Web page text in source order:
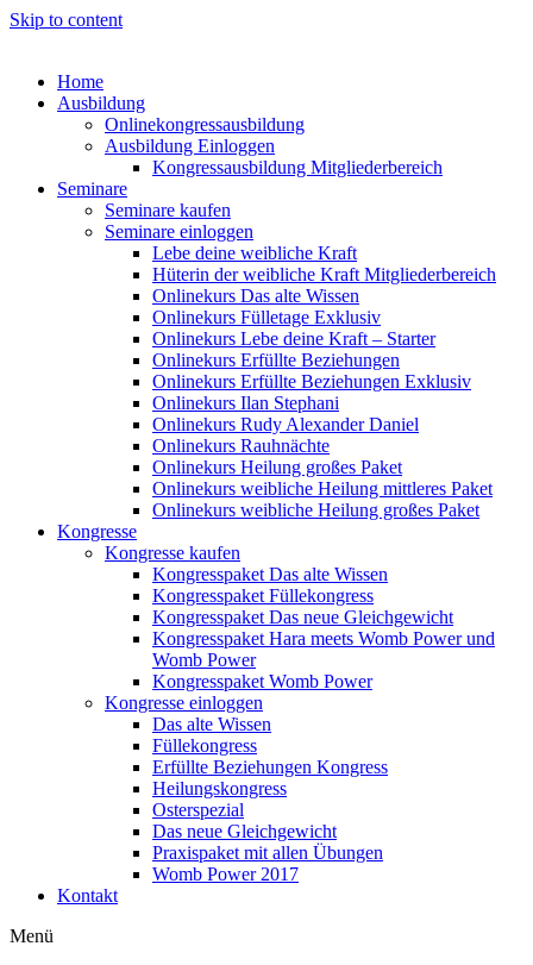
Skip to content
Home
Ausbildung
Onlinekongressausbildung
Ausbildung Einloggen
Kongressausbildung Mitgliederbereich
Seminare
Seminare kaufen
Seminare einloggen
Lebe deine weibliche Kraft
Hüterin der weibliche Kraft Mitgliederbereich
Onlinekurs Das alte Wissen
Onlinekurs Fülletage Exklusiv
Onlinekurs Lebe deine Kraft – Starter
Onlinekurs Erfüllte Beziehungen
Onlinekurs Erfüllte Beziehungen Exklusiv
Onlinekurs Ilan Stephani
Onlinekurs Rudy Alexander Daniel
Onlinekurs Rauhnächte
Onlinekurs Heilung großes Paket
Onlinekurs weibliche Heilung mittleres Paket
Onlinekurs weibliche Heilung großes Paket
Kongresse
Kongresse kaufen
Kongresspaket Das alte Wissen
Kongresspaket Füllekongress
Kongresspaket Das neue Gleichgewicht
Kongresspaket Hara meets Womb Power und
Womb Power
Kongresspaket Womb Power
Kongresse einloggen
Das alte Wissen
Füllekongress
Erfüllte Beziehungen Kongress
Heilungskongress
Osterspezial
Das neue Gleichgewicht
Praxispaket mit allen Übungen
Womb Power 2017
Kontakt
Menü